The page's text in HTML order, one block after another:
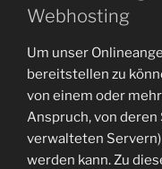
Webhosting
Um unser
bereitstellen zu
von einem oder
Anspruch, von deren
verwalteten
werden kann. Zu